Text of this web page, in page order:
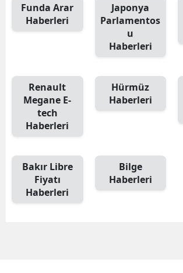
Funda Arar
Haberleri
Japonya
Parlamentos
u
Haberleri
Renault
Megane E-
tech
Haberleri
Hürmüz
Haberleri
Bakır Libre
Fiyatı
Haberleri
Bilge
Haberleri